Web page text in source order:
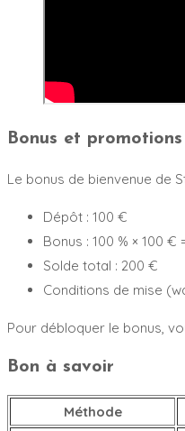
Bonus et promotions
Le bonus de bienvenue de
Dépôt : 100 €
Bonus : 100 % × 100 €
Solde total : 200 €
Conditions de mise
Pour débloquer le bonus,
Bon à savoir
Méthode